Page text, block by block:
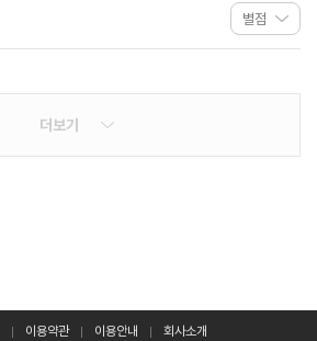
더보기
이용약관 이용안내 회사소개